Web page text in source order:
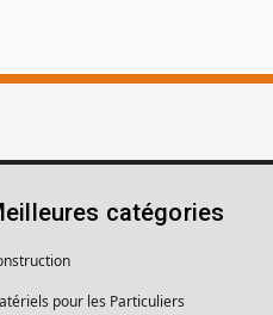
catégories
pour les Particuliers